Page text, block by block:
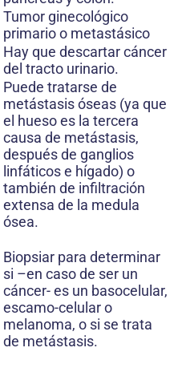
Tumor ginecológico
primario o metastásico
Hay que descartar cáncer
del tracto urinario.
Puede tratarse de
metástasis óseas (ya que
el hueso es la tercera
causa de metástasis,
después de ganglios
linfáticos e hígado) o
también de infiltración
extensa de la medula
ósea.
Biopsiar para determinar
si –en caso de ser un
cáncer- es un basocelular,
escamo-celular o
melanoma, o si se trata
de metástasis.